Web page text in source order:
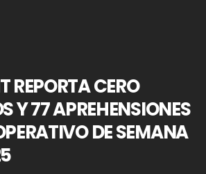
REPORTA CERO
Y 77 APREHENSIONES
DE SEMANA